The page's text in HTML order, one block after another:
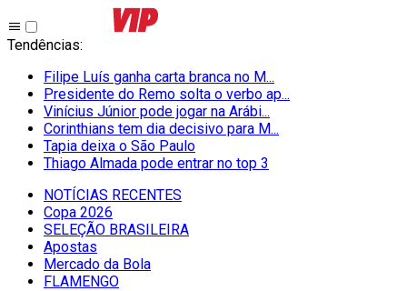
Tendências:
Filipe Luís ganha carta branca no M...
Presidente do Remo solta o verbo ap...
Vinícius Júnior pode jogar na Arábi...
Corinthians tem dia decisivo para M...
Tapia deixa o São Paulo
Thiago Almada pode entrar no top 3
NOTÍCIAS RECENTES
Copa 2026
SELEÇÃO BRASILEIRA
Apostas
Mercado da Bola
FLAMENGO